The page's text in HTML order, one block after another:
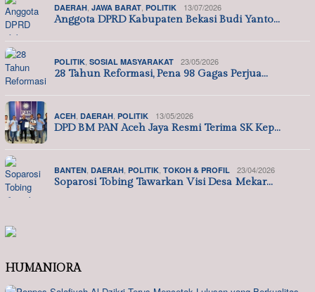
DAERAH JAWA BARAT POLITIK 13/07/2026
Anggota DPRD Kabupaten Bekasi Budi Yanto…
POLITIK SOSIAL MASYARAKAT 23/05/2026
28 Tahun Reformasi, Pena 98 Gagas Perjua…
ACEH DAERAH POLITIK 13/05/2026
DPD BM PAN Aceh Jaya Resmi Terima SK Kep…
BANTEN DAERAH POLITIK TOKOH & PROFIL 23/04/2026
Soparosi Tobing Tawarkan Visi Desa Mekar…
HUMANIORA